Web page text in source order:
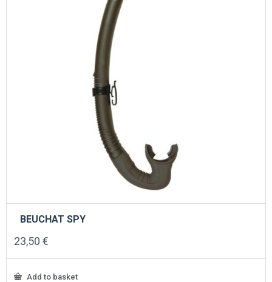
BEUCHAT SPY
23,50 €
Add to basket